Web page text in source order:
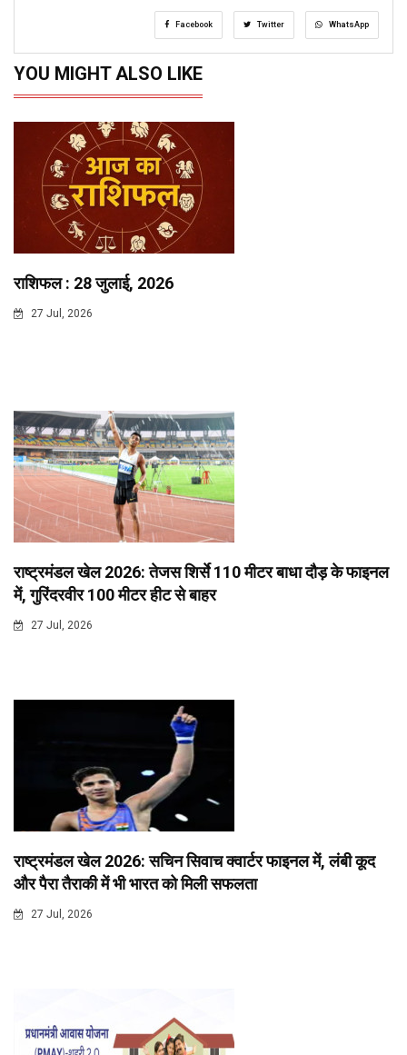
Facebook Twitter WhatsApp
YOU MIGHT ALSO LIKE
राशिफल : 28 जुलाई, 2026
27 Jul, 2026
राष्ट्रमंडल खेल 2026: तेजस शिर्से 110 मीटर बाधा दौड़ के फाइनल
में, गुरिंदरवीर 100 मीटर हीट से बाहर
27 Jul, 2026
राष्ट्रमंडल खेल 2026: सचिन सिवाच क्वार्टर फाइनल में, लंबी कूद
और पैरा तैराकी में भी भारत को मिली सफलता
27 Jul, 2026